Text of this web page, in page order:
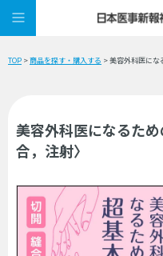
TOP >商品を探す・購入する > 美容外科医にな
美容外科医になるた
合，注射〉